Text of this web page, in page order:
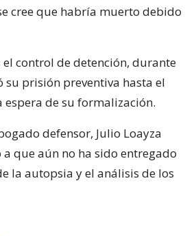
cree que habría muerto debido
control de detención, durante
su prisión preventiva hasta el
espera de su formalización.
defensor, Julio Loayza
a que aún no ha sido entregado
la autopsia y el análisis de los